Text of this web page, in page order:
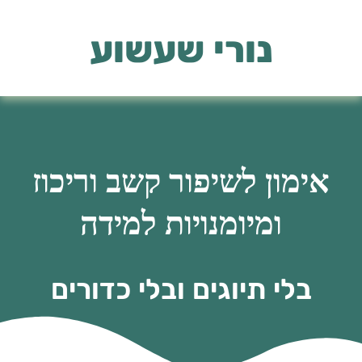
נורי שעשוע
אימון לשיפור קשב וריכוז
ומיומנויות למידה
בלי תיוגים ובלי כדורים